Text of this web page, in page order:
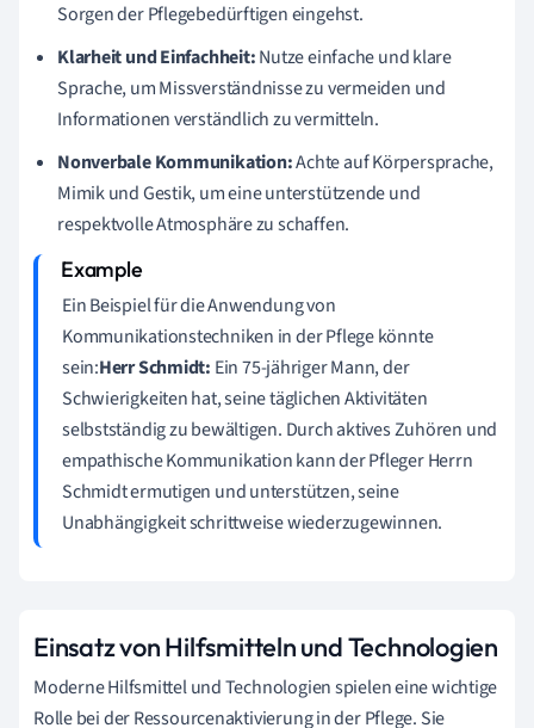
Sorgen der Pflegebedürftigen eingehst.
Klarheit und Einfachheit:Nutze einfache und klare
Sprache, um Missverständnisse zu vermeiden und
Informationen verständlich zu vermitteln.
Nonverbale Kommunikation:Achte auf Körpersprache,
Mimik und Gestik, um eine unterstützende und
respektvolle Atmosphäre zu schaffen.
Ein Beispiel für die Anwendung von
Kommunikationstechniken in der Pflege könnte
sein:Herr Schmidt: Ein 75-jähriger Mann, der
Schwierigkeiten hat, seine täglichen Aktivitäten
selbstständig zu bewältigen. Durch aktives Zuhören und
empathische Kommunikation kann der Pfleger Herrn
Schmidt ermutigen und unterstützen, seine
Unabhängigkeit schrittweise wiederzugewinnen.
Einsatz von Hilfsmitteln und Technologien
Moderne Hilfsmittel und Technologien spielen eine wichtige
Rolle bei der Ressourcenaktivierung in der Pflege. Sie